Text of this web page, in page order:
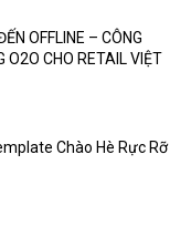
OFFLINE – CÔNG
O2O CHO RETAIL VIỆT
Chào Hè Rực Rỡ